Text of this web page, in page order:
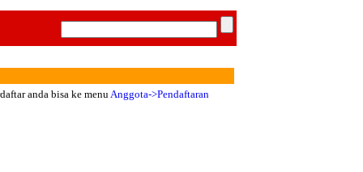
anda bisa ke menuAnggota->Pendaftaran